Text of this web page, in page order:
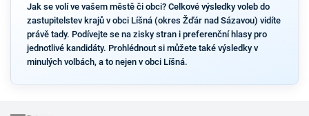
Jak se volí ve vašem městě či obci? Celkové výsledky voleb do
zastupitelstev krajů v obci Líšná (okres Žďár nad Sázavou) vidíte
právě tady. Podívejte se na zisky stran i preferenční hlasy pro
jednotlivé kandidáty. Prohlédnout si můžete také výsledky v
minulých volbách, a to nejen v obci Líšná.